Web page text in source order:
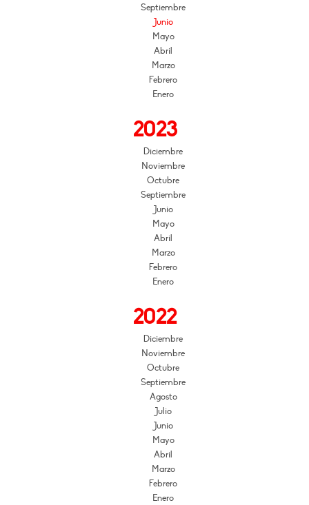
Septiembre
Junio
Mayo
Abril
Marzo
Febrero
Enero
2023
Diciembre
Noviembre
Octubre
Septiembre
Junio
Mayo
Abril
Marzo
Febrero
Enero
2022
Diciembre
Noviembre
Octubre
Septiembre
Agosto
Julio
Junio
Mayo
Abril
Marzo
Febrero
Enero